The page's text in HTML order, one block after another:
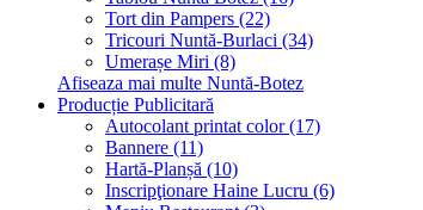
Tort din Pampers (22)
Tricouri Nuntă-Burlaci (34)
Umerașe Miri (8)
Afiseaza mai multe Nuntă-Botez
Producție Publicitară
Autocolant printat color (17)
Bannere (11)
Hartă-Planșă (10)
Inscripţionare Haine Lucru (6)